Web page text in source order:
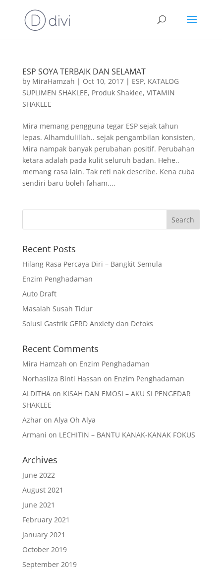
ESP SOYA TERBAIK DAN SELAMAT
by MiraHamzah | Oct 10, 2017| ESP, KATALOG
SUPLIMEN SHAKLEE, Produk Shaklee, VITAMIN
SHAKLEE
Mira memang pengguna tegar ESP sejak tahun
lepas. Alhamdulillah.. sejak pengambilan konsisten,
Mira nampak banyak perubahan positif. Perubahan
ketara adalah pada kulit seluruh badan. Hehe..
memang rasa lain. Tak reti nak describe. Kena cuba
sendiri baru boleh faham....
Recent Posts
Hilang Rasa Percaya Diri – Bangkit Semula
Enzim Penghadaman
Auto Draft
Masalah Susah Tidur
Solusi Gastrik GERD Anxiety dan Detoks
Recent Comments
Mira Hamzah on Enzim Penghadaman
Norhasliza Binti Hassan on Enzim Penghadaman
ALDITHAon KISAH DAN EMOSI – AKU SI PENGEDAR
SHAKLEE
Azharon Alya Oh Alya
Armani on LECHITIN – BANTU KANAK-KANAK FOKUS
Archives
June 2022
August 2021
June 2021
February 2021
January 2021
October 2019
September 2019